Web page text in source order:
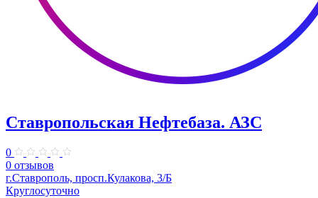
Ставропольская Нефтебаза. АЗС
0
0 отзывов
г.Ставрополь, просп.Кулакова, 3/Б
Круглосуточно